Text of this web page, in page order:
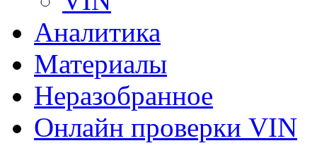
Аналитика
Материалы
Неразобранное
Онлайн проверки VIN